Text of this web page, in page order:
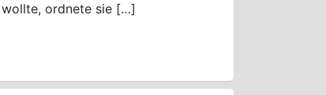
wollte, ordnete sie […]